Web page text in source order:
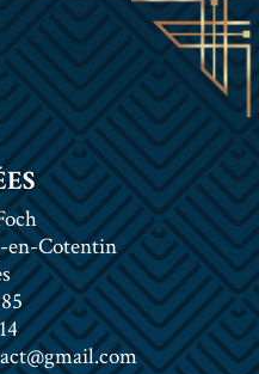
en-Cotentin